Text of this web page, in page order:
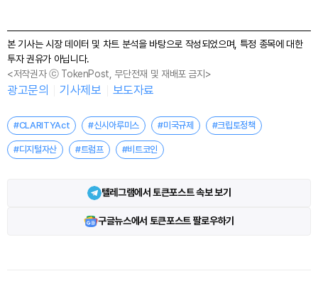
본 기사는 시장 데이터 및 차트 분석을 바탕으로 작성되었으며, 특정 종목에 대한
투자 권유가 아닙니다.
<저작권자 ⓒ TokenPost, 무단전재 및 재배포 금지>
광고문의 기사제보 보도자료
#CLARITYAct #신시아루미스 #미국규제 #크립토정책
#디지털자산 #트럼프 #비트코인
텔레그램에서 토큰포스트 속보 보기
구글뉴스에서 토큰포스트 팔로우하기